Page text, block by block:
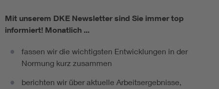
Mit unserem DKE Newsletter sind Sie immer top
informiert! Monatlich ...
fassen wir die wichtigsten Entwicklungen in der
Normung kurz zusammen
berichten wir über aktuelle Arbeitsergebnisse,